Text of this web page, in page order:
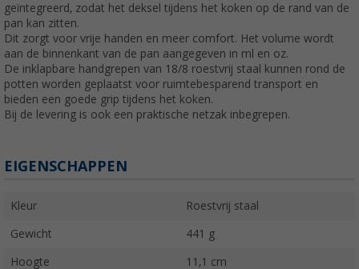
geïntegreerd, zodat het deksel tijdens het koken op de rand van de
pan kan zitten.
Dit zorgt voor vrije handen en meer comfort. Het volume wordt
aan de binnenkant van de pan aangegeven in ml en oz.
De inklapbare handgrepen van 18/8 roestvrij staal kunnen rond de
potten worden geplaatst voor ruimtebesparend transport en
bieden een goede grip tijdens het koken.
Bij de levering is ook een praktische netzak inbegrepen.
EIGENSCHAPPEN
Kleur Roestvrij staal
Gewicht 441 g
Hoogte 11,1 cm